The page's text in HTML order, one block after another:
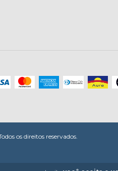
os direitos reservados.